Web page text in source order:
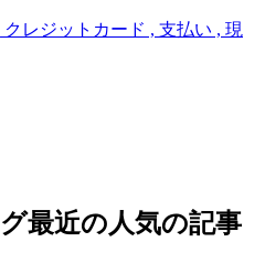
レジットカード , 支払い , 現
最近の人気の記事